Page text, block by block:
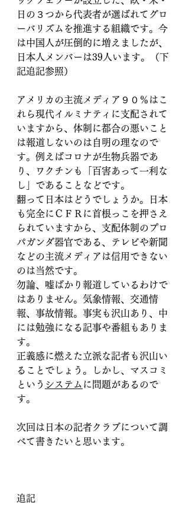
日の３つから代表者が選ばれてグロ
ーバリズムを推進する組織です。今
は中国人が圧倒的に増えましたが、
日本人メンバーは39人います。（下
記追記参照）
アメリカの主流メディア９０％はこ
れら現代イルミナティに支配されて
いますから、体制に都合の悪いこと
は報道しないのは自明の理なので
す。例えばコロナが生物兵器であ
り、ワクチンも「百害あって一利な
し」であることなどです。
翻って日本はどうでしょうか。日本
も完全にＣＦＲに首根っこを押さえ
られていますから、支配体制のプロ
パガンダ器官である、テレビや新聞
などの主流メディアは信用できない
のは当然です。
勿論、嘘ばかり報道しているわけで
はありません。気象情報、交通情
報、事故情報。事実も沢山あり、中
には勉強になる記事や番組もありま
す。
正義感に燃えた立派な記者も沢山い
ることでしょう。しかし、マスコミ
という システム に問題があるので
す。
次回は日本の記者クラブについて調
べて書きたいと思います。
追記